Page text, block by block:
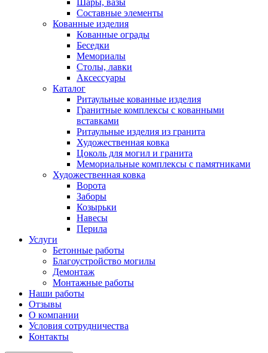
Шары, вазы
Составные элементы
Кованные изделия
Кованные ограды
Беседки
Мемориалы
Столы, лавки
Аксессуары
Каталог
Ритаульные кованные изделия
Гранитные комплексы с кованными
вставками
Ритаульные изделия из гранита
Художественная ковка
Цоколь для могил и гранита
Мемориальные комплексы с памятниками
Художественная ковка
Ворота
Заборы
Козырьки
Навесы
Перила
Услуги
Бетонные работы
Благоустройство могилы
Демонтаж
Монтажные работы
Наши работы
Отзывы
О компании
Условия сотрудничества
Контакты